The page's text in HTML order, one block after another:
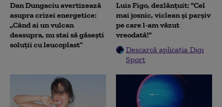
Dan Dungaciu avertizează
asupra crizei energetice:
„Când ai un vulcan
deasupra, nu stai să găsești
soluții cu leucoplast”
Luis Figo, dezlănțuit: "Cel
mai josnic, viclean și parșiv
pe care l-am văzut
vreodată!"
Descarcă aplicația Digi
Sport